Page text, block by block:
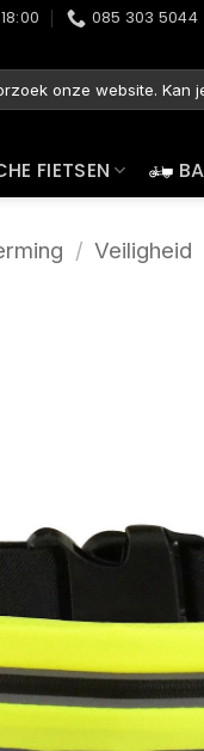
085 303 5044
FIETSEN
/ Veiligheid